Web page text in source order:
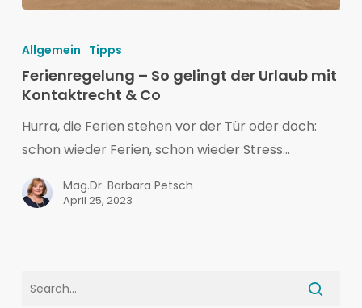
–
So
gelingt
Urlaub
Kontaktrecht
&
Allgemein Tipps
Ferienregelung – So gelingt der Urlaub mit
Kontaktrecht & Co
Hurra, die Ferien stehen vor der Tür oder doch:
schon wieder Ferien, schon wieder Stress…
Mag.Dr. Barbara Petsch
April 25, 2023